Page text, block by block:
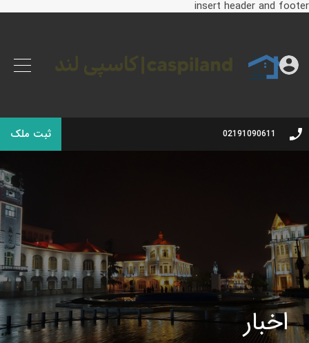
insert header and footer
02191090611 ثبت ملک
اخبار